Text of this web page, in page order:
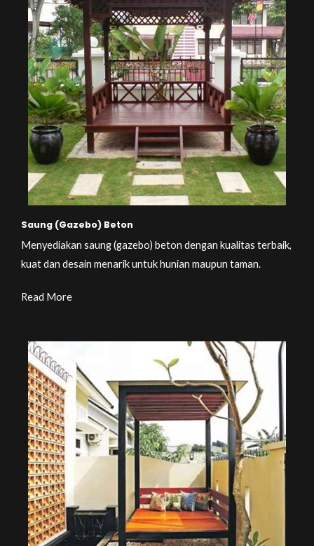
Saung (Gazebo) Beton
Menyediakan saung (gazebo) beton dengan kualitas terbaik,
kuat dan desain menarik untuk hunian maupun taman.
Read More